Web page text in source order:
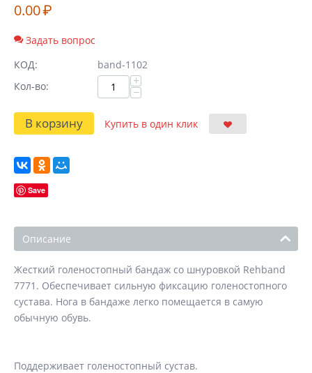
0.00₽
Задать вопрос
КОД:
band-1102
Кол-во:
+
−
В корзину Купить в один клик
Save
Описание
Жесткий голеностопный бандаж со шнуровкой Rehband
7771. Обеспечивает сильную фиксацию голеностопного
сустава. Нога в бандаже легко помещается в самую
обычную обувь.
Поддерживает голеностопный сустав.